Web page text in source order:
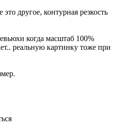
другое, контурная резкость
когда масштаб 100%
реальную картинку тоже при